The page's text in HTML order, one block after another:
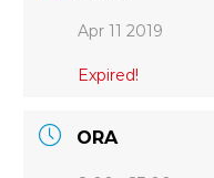
Apr 11 2019
Expired!
ORA